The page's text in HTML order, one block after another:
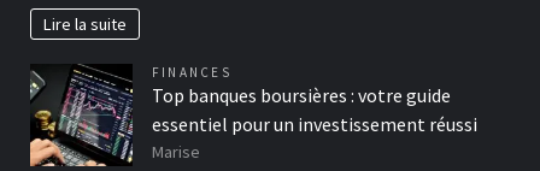
Lire la suite
FINANCES
Top banques boursières : votre guide
essentiel pour un investissement réussi
Marise